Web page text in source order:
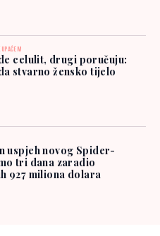
celulit, drugi poručuju:
stvarno žensko tijelo
uspjeh novog Spider-
tri dana zaradio
927 miliona dolara